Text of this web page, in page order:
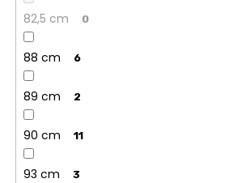
82,5 cm 0
88 cm 6
89 cm 2
90 cm 11
93 cm 3